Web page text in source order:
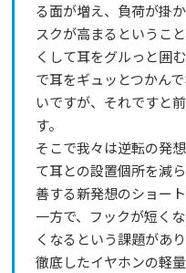
る面が増え、負荷が掛
スクが高まるというこ
くして耳をグルっと囲
で耳をギュッとつかん
いですが、それですと
す。
そこで我々は逆転の発
て耳との設置個所を減
善する新発想のショー
一方で、フックが短く
くなるという課題があ
徹底したイヤホンの軽